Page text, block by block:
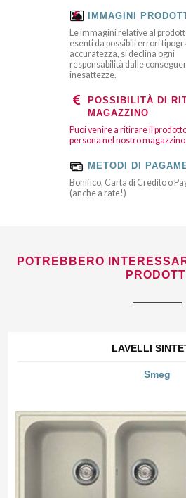
IMMAGINI
Le immagini relative al
esenti da possibili errori
accuratezza, si declina ogni
responsabilità dalle
inesattezze.
POSSIBILITÀ DI
MAGAZZINO
Puoi venire a ritirare il
persona nel nostro
METODI DI
Bonifico, Carta di Credito o
(anche a rate!)
POTREBBERO
PRODOTTI
LAVELLI
Smeg